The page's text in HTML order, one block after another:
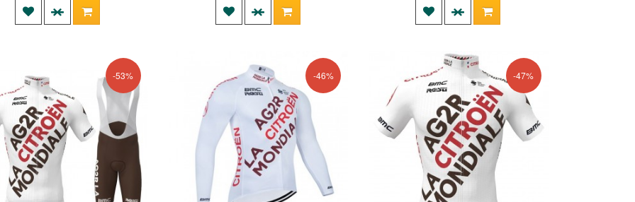
-53% -46% -47%